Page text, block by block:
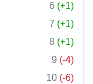
6 (+1)
7 (+1)
8 (+1)
9 (-4)
10 (-6)